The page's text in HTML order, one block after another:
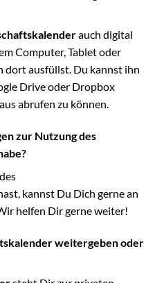
auch digital
Computer, Tablet oder
dort ausfüllst. Du kannst ihn
Drive oder Dropbox
abrufen zu können.
zur Nutzung des
kannst Du Dich gerne an
helfen Dir gerne weiter!
weitergeben oder